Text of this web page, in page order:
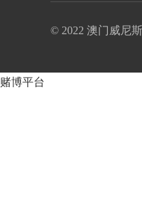
© 2022 澳门威尼
赌博平台